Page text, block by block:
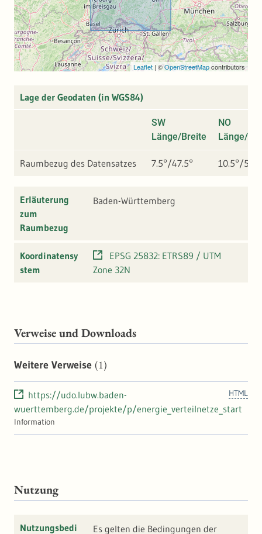
Leaflet | ©OpenStreetMapcontributors
Lage der Geodaten (in WGS84)
SW
Länge/Breite
NO
Länge/
Raumbezug des Datensatzes 7.5°/47.5° 10.5°/
Erläuterung
zum
Raumbezug
Baden-Württemberg
Koordinatensy
stem
EPSG 25832: ETRS89 / UTM
Zone 32N
Verweise und Downloads
Weitere Verweise (1)
HTML
https://udo.lubw.baden-
wuerttemberg.de/projekte/p/energie_verteilnetze_start
Information
Nutzung
Nutzungsbedi Es gelten die Bedingungen der